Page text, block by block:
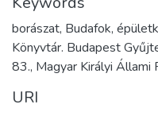
borászat, Budafok,
Könyvtár. Budapest
83., Magyar Királyi Állami
URI